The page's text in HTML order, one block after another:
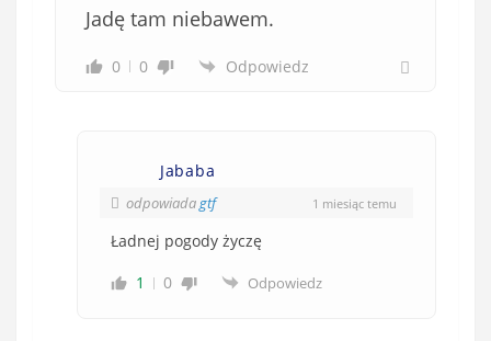
Jadę tam niebawem.
0 0 Odpowiedz
Jababa
odpowiadagtf 1 miesiąc temu
Ładnej pogody życzę
1
0 Odpowiedz